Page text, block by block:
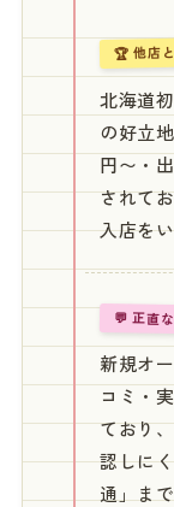
🏆 他店
北海道
の好立
円〜・
されて
入店を
💬 正直
新規オ
コミ・
ており
認しに
通」ま